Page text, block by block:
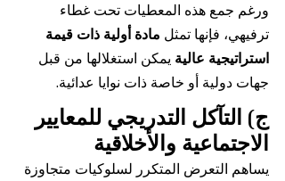
ورغم جمع هذه المعطيات تحت غطاء
ترفيهي، فإنها تمثل مادة أولية ذات قيمة
استراتيجية عالية يمكن استغلالها من قبل
جهات دولية أو خاصة ذات نوايا عدائية.
ج) التآكل التدريجي للمعايير
الاجتماعية والأخلاقية
يساهم التعرض المتكرر لسلوكيات متجاوزة